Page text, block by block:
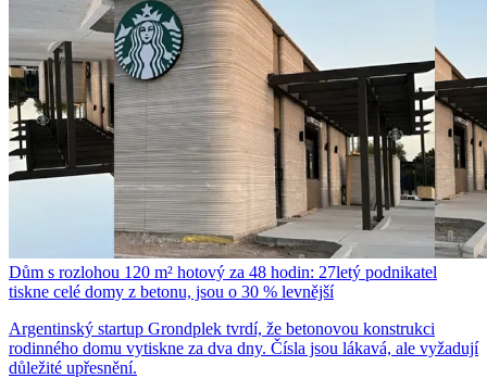
Dům s rozlohou 120 m² hotový za 48 hodin: 27letý podnikatel
tiskne celé domy z betonu, jsou o 30 % levnější
Argentinský startup Grondplek tvrdí, že betonovou konstrukci
rodinného domu vytiskne za dva dny. Čísla jsou lákavá, ale vyžadují
důležité upřesnění.